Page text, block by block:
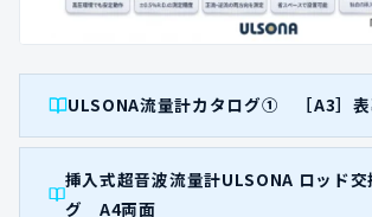
ULSONA流量計カタログ① ［A3］表
挿入式超音波流量計ULSONA ロッド交
グ A4両面